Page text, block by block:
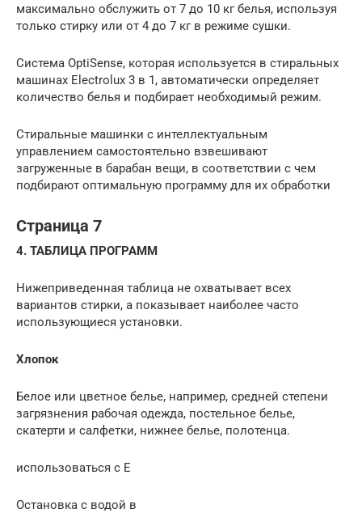
максимально обслужить от 7 до 10 кг белья, используя
только стирку или от 4 до 7 кг в режиме сушки.
Система OptiSense, которая используется в стиральных
машинах Electrolux 3 в 1, автоматически определяет
количество белья и подбирает необходимый режим.
Стиральные машинки с интеллектуальным
управлением самостоятельно взвешивают
загруженные в барабан вещи, в соответствии с чем
подбирают оптимальную программу для их обработки
Страница 7
4. ТАБЛИЦА ПРОГРАММ
Нижеприведенная таблица не охватывает всех
вариантов стирки, а показывает наиболее часто
использующиеся установки.
Хлопок
Белое или цветное белье, например, средней степени
загрязнения рабочая одежда, постельное белье,
скатерти и салфетки, нижнее белье, полотенца.
использоваться с E
Остановка с водой в